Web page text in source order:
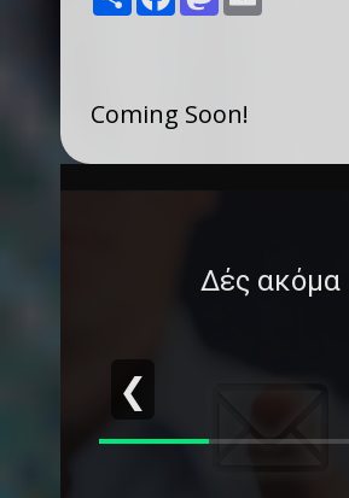
Coming Soon!
Δές ακόμα
❮